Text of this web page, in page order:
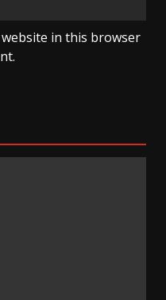
website in this browser